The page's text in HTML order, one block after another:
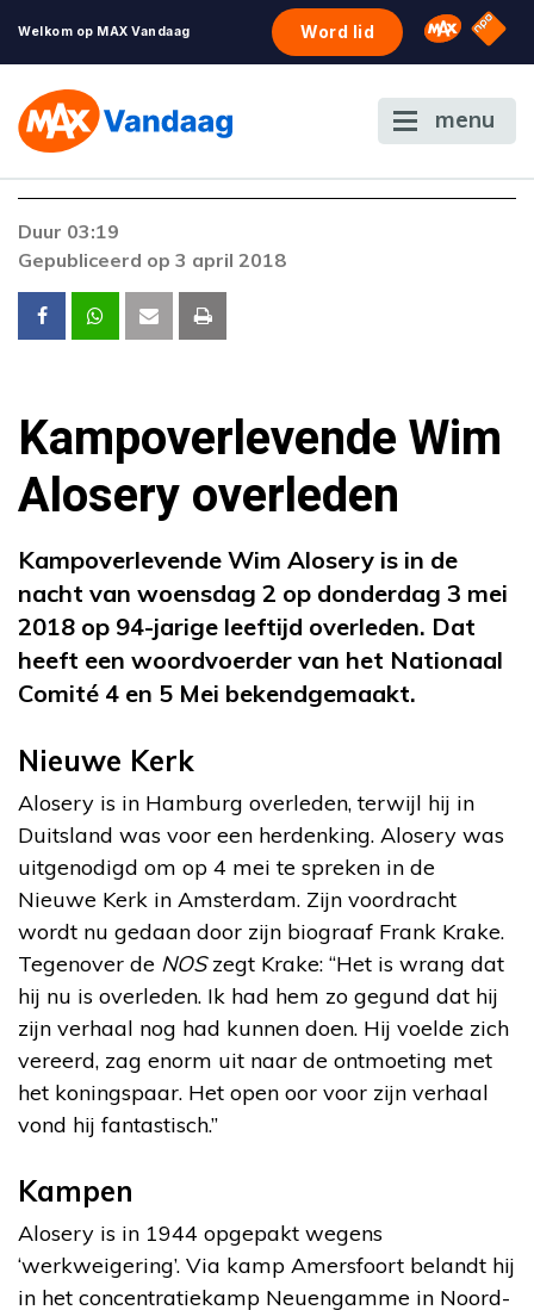
Welkom op MAX Vandaag Word lid Omroep
NPO
menu
De gewenste stream is op dit moment niet
voordoen, neem dan contact op met onze
klantenservice.
Duur 03:19
Gepubliceerd op 3 april 2018
Kampoverlevende Wim
Alosery overleden
Kampoverlevende Wim Alosery is in de
nacht van woensdag 2 op donderdag 3 mei
2018 op 94-jarige leeftijd overleden. Dat
heeft een woordvoerder van het Nationaal
Comité 4 en 5 Mei bekendgemaakt.
Nieuwe Kerk
Alosery is in Hamburg overleden, terwijl hij in
Duitsland was voor een herdenking. Alosery was
uitgenodigd om op 4 mei te spreken in de
Nieuwe Kerk in Amsterdam. Zijn voordracht
wordt nu gedaan door zijn biograaf Frank Krake.
Tegenover de NOSzegt Krake: “Het is wrang dat
hij nu is overleden. Ik had hem zo gegund dat hij
zijn verhaal nog had kunnen doen. Hij voelde zich
vereerd, zag enorm uit naar de ontmoeting met
het koningspaar. Het open oor voor zijn verhaal
vond hij fantastisch.”
Kampen
Alosery is in 1944 opgepakt wegens
‘werkweigering’. Via kamp Amersfoort belandt hij
in het concentratiekamp Neuengamme in Noord-